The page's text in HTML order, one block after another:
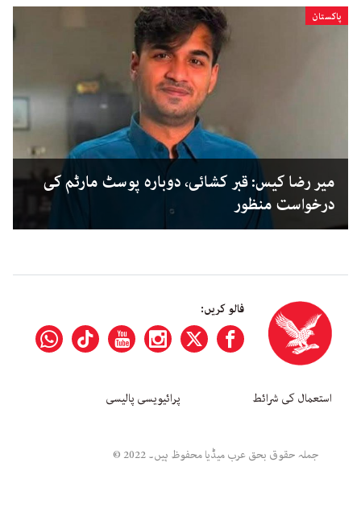
پاکستان
میر رضا کیس: قبر کشائی، دوبارہ پوسٹ مارٹم کی
درخواست منظور
فالو کریں:
استعمال کی شرائط پرائیویسی پالیسی
جملہ حقوق بحق عرب میڈیا محفوظ ہیں۔ 2022 ©